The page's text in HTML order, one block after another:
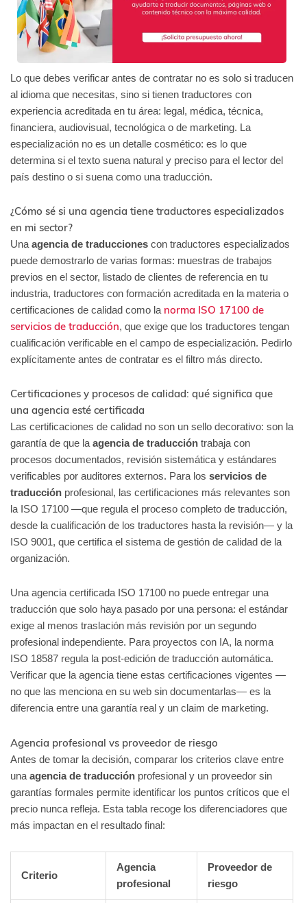
Lo que debes verificar antes de contratar no es solo si traducen
al idioma que necesitas, sino si tienen traductores con
experiencia acreditada en tu área: legal, médica, técnica,
financiera, audiovisual, tecnológica o de marketing. La
especialización no es un detalle cosmético: es lo que
determina si el texto suena natural y preciso para el lector del
país destino o si suena como una traducción.
¿Cómo sé si una agencia tiene traductores especializados
en mi sector?
Una agencia de traducciones con traductores especializados
puede demostrarlo de varias formas: muestras de trabajos
previos en el sector, listado de clientes de referencia en tu
industria, traductores con formación acreditada en la materia o
certificaciones de calidad como la norma ISO 17100 de
servicios de traducción, que exige que los traductores tengan
cualificación verificable en el campo de especialización. Pedirlo
explícitamente antes de contratar es el filtro más directo.
Certificaciones y procesos de calidad: qué significa que
una agencia esté certificada
Las certificaciones de calidad no son un sello decorativo: son la
garantía de que la agencia de traducción trabaja con
procesos documentados, revisión sistemática y estándares
verificables por auditores externos. Para los servicios de
traducción profesional, las certificaciones más relevantes son
la ISO 17100 —que regula el proceso completo de traducción,
desde la cualificación de los traductores hasta la revisión— y la
ISO 9001, que certifica el sistema de gestión de calidad de la
organización.
Una agencia certificada ISO 17100 no puede entregar una
traducción que solo haya pasado por una persona: el estándar
exige al menos traslación más revisión por un segundo
profesional independiente. Para proyectos con IA, la norma
ISO 18587 regula la post-edición de traducción automática.
Verificar que la agencia tiene estas certificaciones vigentes —
no que las menciona en su web sin documentarlas— es la
diferencia entre una garantía real y un claim de marketing.
Agencia profesional vs proveedor de riesgo
Antes de tomar la decisión, comparar los criterios clave entre
una agencia de traducción profesional y un proveedor sin
garantías formales permite identificar los puntos críticos que el
precio nunca refleja. Esta tabla recoge los diferenciadores que
más impactan en el resultado final:
Criterio
Agencia
profesional
Proveedor de
riesgo